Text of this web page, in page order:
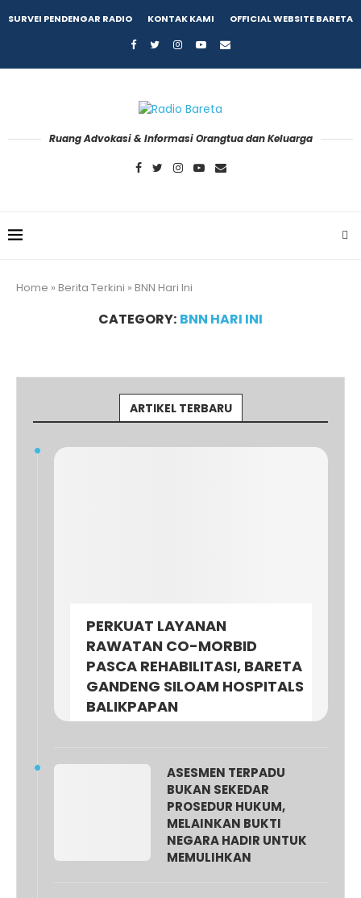
SURVEI PENDENGAR RADIO KONTAK KAMI OFFICIAL WEBSITE BARETA
Ruang Advokasi & Informasi Orangtua dan Keluarga
Home » Berita Terkini » BNN Hari Ini
CATEGORY: BNN HARI INI
ARTIKEL TERBARU
PERKUAT LAYANAN
RAWATAN CO-MORBID
PASCA REHABILITASI, BARETA
GANDENG SILOAM HOSPITALS
BALIKPAPAN
ASESMEN TERPADU
BUKAN SEKEDAR
PROSEDUR HUKUM,
MELAINKAN BUKTI
NEGARA HADIR UNTUK
MEMULIHKAN